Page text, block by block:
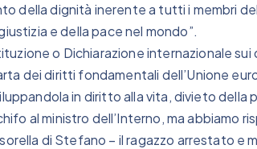
della dignità inerente a tutti i membri
e della pace nel mondo”.
o Dichiarazione internazionale
dei diritti fondamentali dell’Unione
in diritto alla vita, divieto
al ministro dell’Interno, ma abbiamo
di Stefano – il ragazzo arrestato e